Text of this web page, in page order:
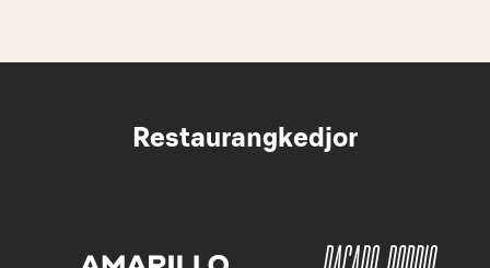
Restaurangkedjor